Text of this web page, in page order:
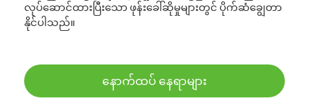
လုပ်ဆောင်ထားပြီးသော ဖုန်းခေါ်ဆိုမှုများတွင် ပိုက်ဆံချွေတာ
နိုင်ပါသည်။
နောက်ထပ် နေရာများ